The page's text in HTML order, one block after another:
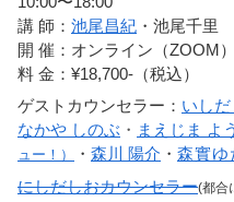
講 師： 池尾昌紀 ・池尾千里
開 催：オンライン（ZOOM）
料 金：¥18,700-（税込）
ゲストカウンセラー： いしだ
なかや しのぶ ・ まえじま よ
ュー！）
・ 森川 陽介 ・ 森實ゆ
にしだしおカウンセラー(都合